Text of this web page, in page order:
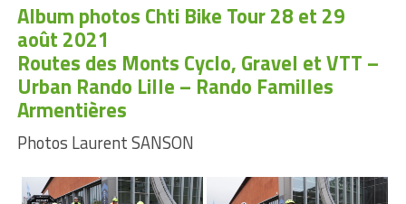
Album photos Chti Bike Tour 28 et 29
août 2021
Routes des Monts Cyclo, Gravel et VTT –
Urban Rando Lille – Rando Familles
Armentières
Photos Laurent SANSON